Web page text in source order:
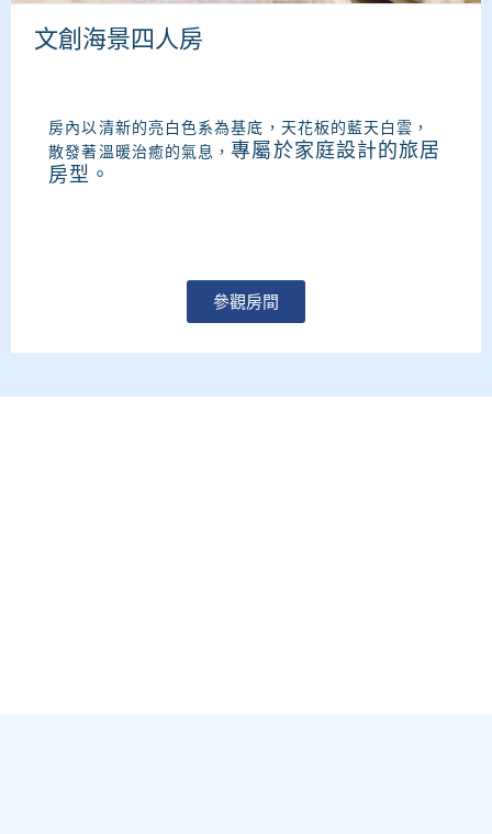
文創海景四人房
房內以清新的亮白色系為基底，天花板的藍天白雲，
散發著溫暖治癒的氣息，專屬於家庭設計的旅居
房型。
參觀房間